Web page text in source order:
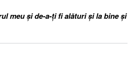
meu și de-a-ți fi alături și la bine și